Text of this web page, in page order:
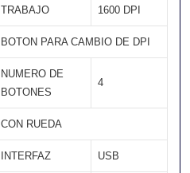
TRABAJO
1600 DPI
BOTON PARA CAMBIO DE DPI
NUMERO DE
BOTONES
4
CON RUEDA
INTERFAZ USB